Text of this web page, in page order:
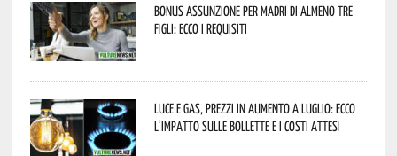
Bonus assunzione per madri di almeno tre
figli: ecco i requisiti
Luce e gas, prezzi in aumento a luglio: ecco
l’impatto sulle bollette e i costi attesi